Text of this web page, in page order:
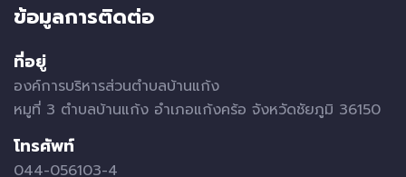
ข้อมูลการติดต่อ
ที่อยู่
องค์การบริหารส่วนตำบลบ้านแก้ง
หมูที่ 3 ตำบลบ้านแก้ง อำเภอแก้งคร้อ จังหวัดชัยภูมิ 36150
โทรศัพท์
044-056103-4